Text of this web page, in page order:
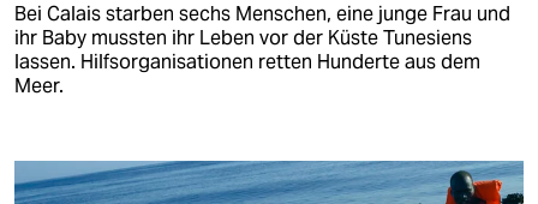
Bei Calais starben sechs Menschen, eine junge Frau und
ihr Baby mussten ihr Leben vor der Küste Tunesiens
lassen. Hilfsorganisationen retten Hunderte aus dem
Meer.